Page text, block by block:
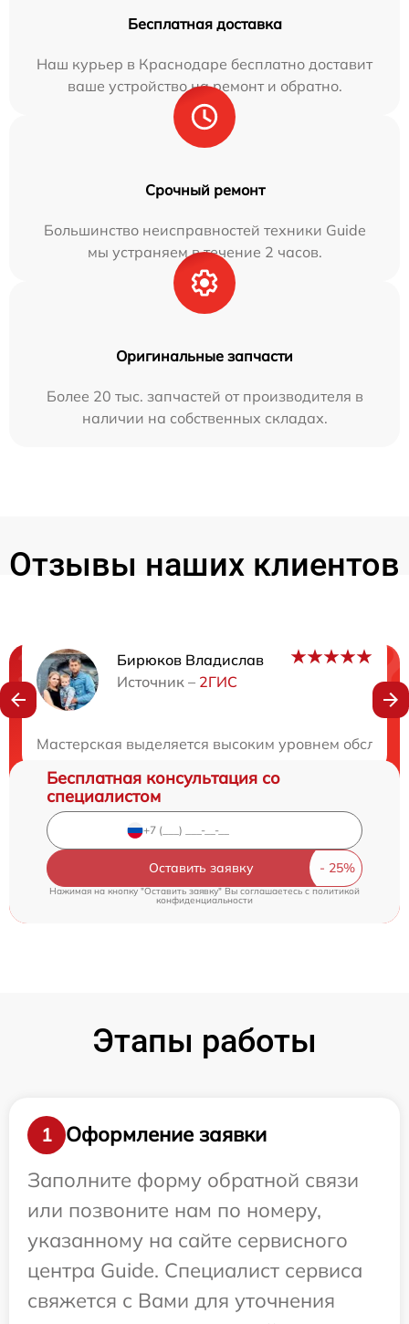
Бесплатная доставка
Наш курьер в Краснодаре бесплатно доставит
ваше устройство на ремонт и обратно.
Срочный ремонт
Большинство неисправностей техники Guide
мы устраняем в течение 2 часов.
Оригинальные запчасти
Более 20 тыс. запчастей от производителя в
наличии на собственных складах.
Отзывы наших клиентов
Бирюков Владислав
Источник – 2ГИС
Мастерская выделяется высоким уровнем
Нужна консультация?
Бесплатная консультация со
специалистом
Оставить заявку
Нажимая на кнопку "Оставить заявку" Вы соглашаетесь cполитикой
конфиденциальности
Этапы работы
1
Оформление заявки
Заполните форму обратной связи
или позвоните нам по номеру,
указанному на сайте сервисного
центра Guide. Специалист сервиса
свяжется с Вами для уточнения